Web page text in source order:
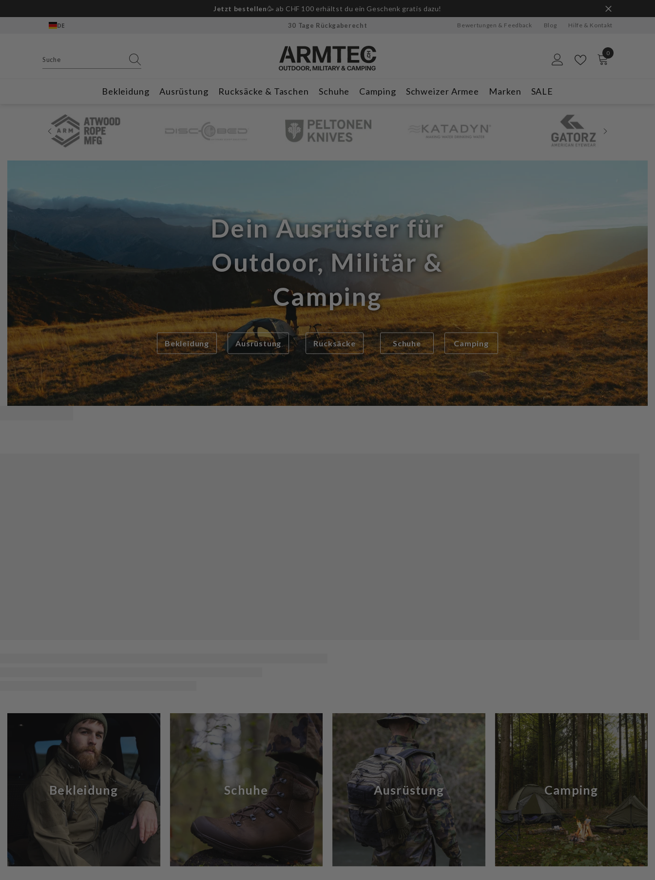
Gratis Outdoor-Messer ab CHF 250.– Bestellwert! 🔪Nur für kurze Zeit & solange Vorrat reicht.
DE 30 Tage Rückgaberecht Bewertungen & Feedback Blog Hilfe & Kontakt
0
0
Bekleidung Ausrüstung Rucksäcke & Taschen Schuhe Camping Schweizer Armee Marken SALE
Dein Ausrüster für
Outdoor, Militär &
Camping
Bekleidung Ausrüstung Rucksäcke Schuhe Camping
Bekleidung Schuhe Ausrüstung Camping